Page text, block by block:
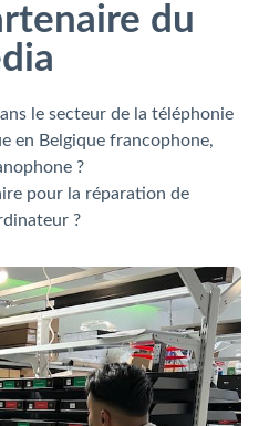
du
le secteur de la téléphonie
en Belgique francophone,
?
pour la réparation de
?